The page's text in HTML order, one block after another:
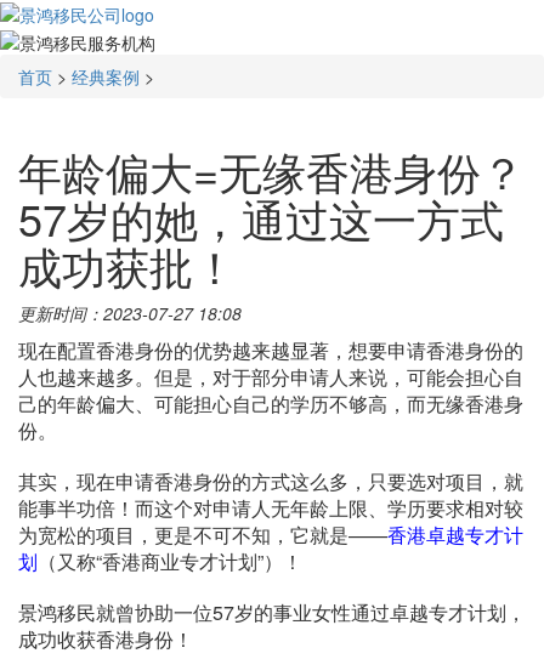
首页 > 经典案例 >
年龄偏大=无缘香港身份？
57岁的她，通过这一方式
成功获批！
更新时间：2023-07-27 18:08
现在配置香港身份的优势越来越显著，想要申请香港身份的
人也越来越多。但是，对于部分申请人来说，可能会担心自
己的年龄偏大、可能担心自己的学历不够高，而无缘香港身
份。
其实，现在申请香港身份的方式这么多，只要选对项目，就
能事半功倍！而这个对申请人无年龄上限、学历要求相对较
为宽松的项目，更是不可不知，它就是——香港卓越专才计
划 （又称“香港商业专才计划”）！
景鸿移民就曾协助一位57岁的事业女性通过卓越专才计划，
成功收获香港身份！